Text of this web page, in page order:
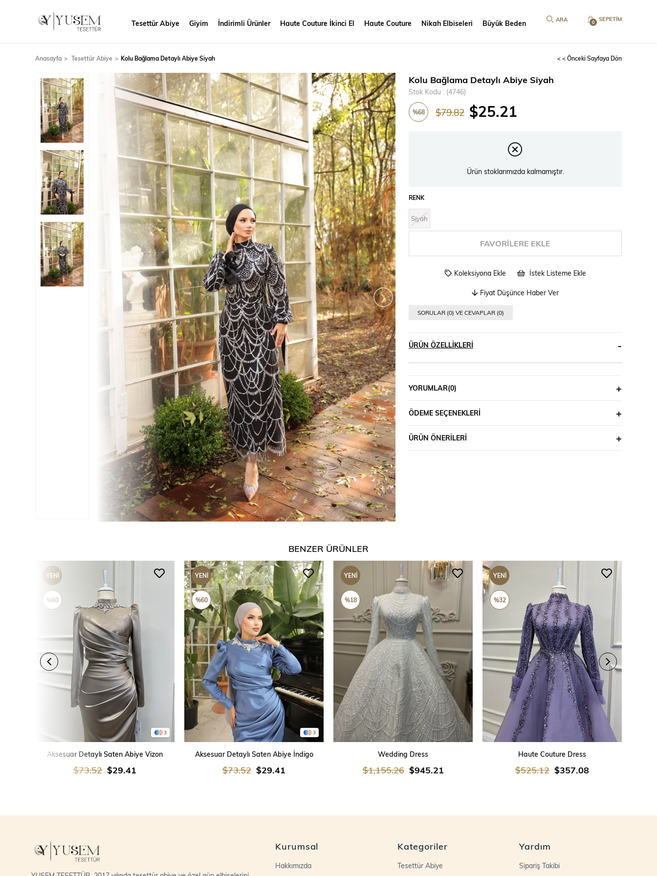
SEPETIM
0
Tesettür Abiye Giyim İndirimli Ürünler Haute Couture İkinci El Haute Couture Nikah Elbiseleri Büyük Beden
Anasayfa Tesettür Abiye Kolu Bağlama Detaylı Abiye Siyah < < Önceki Sayfaya Dön
›
Kolu Bağlama Detaylı Abiye Siyah
Stok Kodu (4746)
%68 $79.82 $25.21
Ürün stoklarımızda kalmamıştır.
RENK
Siyah
FAVORILERE EKLE
Koleksiyona Ekle İstek Listeme Ekle
Fiyat Düşünce Haber Ver
SORULAR (0) VE CEVAPLAR (0)
ÜRÜN ÖZELLIKLERI
YORUMLAR(0)
ÖDEME SEÇENEKLERI
ÜRÜN ÖNERILERI
BENZER ÜRÜNLER
3
Aksesuar Detaylı Saten Abiye Vizon
$29.41
$73.52
YENI
ÜRÜN
%60
3
Aksesuar Detaylı Saten Abiye İndigo
$29.41
$73.52
YENI
ÜRÜN
%60
Wedding Dress
$945.21
$1,155.26
YENI
ÜRÜN
%18
Haute Couture Dress
$357.08
$525.12
YENI
ÜRÜN
%32
Kurumsal
Hakkımızda
Kategoriler
Tesettür Abiye
Yardım
Sipariş Takibi